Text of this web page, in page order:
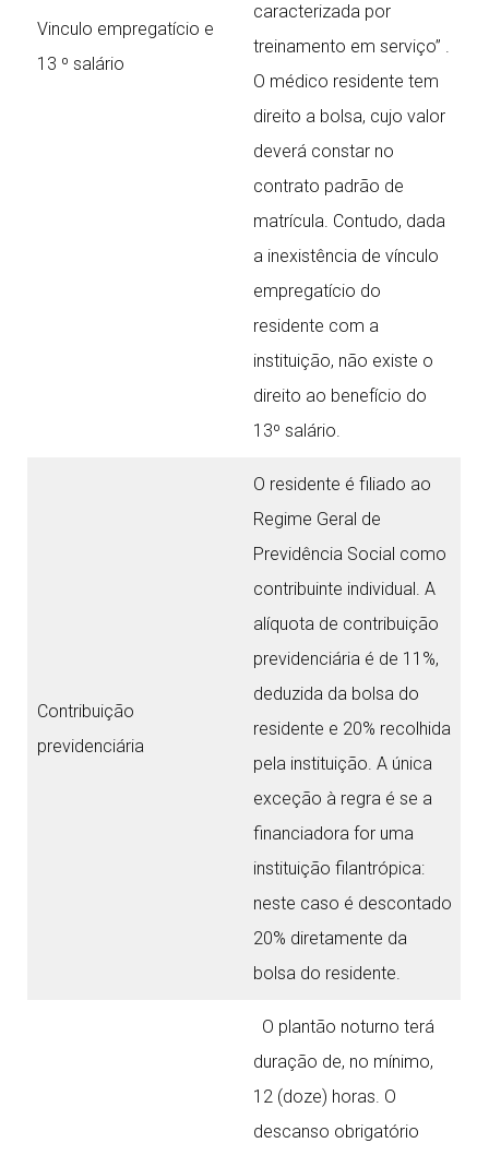
Vinculo empregatício e
13 º salário
caracterizada por
treinamento em serviço” .
O médico residente tem
direito a bolsa, cujo valor
deverá constar no
contrato padrão de
matrícula. Contudo, dada
a inexistência de vínculo
empregatício do
residente com a
instituição, não existe o
direito ao benefício do
13º salário.
Contribuição
previdenciária
O residente é filiado ao
Regime Geral de
Previdência Social como
contribuinte individual. A
alíquota de contribuição
previdenciária é de 11%,
deduzida da bolsa do
residente e 20% recolhida
pela instituição. A única
exceção à regra é se a
financiadora for uma
instituição filantrópica:
neste caso é descontado
20% diretamente da
bolsa do residente.
O plantão noturno terá
duração de, no mínimo,
12 (doze) horas. O
descanso obrigatório